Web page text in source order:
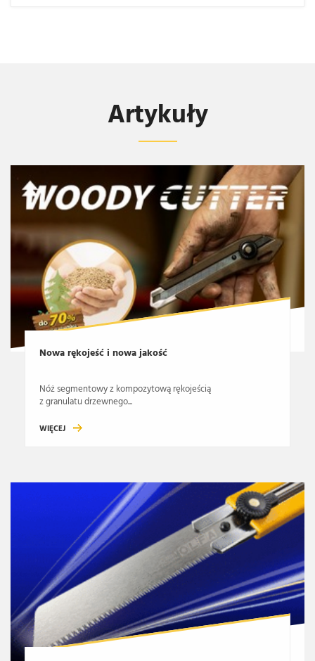
Artykuły
Nowa rękojeść i nowa jakość
Nóż segmentowy z kompozytową rękojeścią
z granulatu drzewnego...
WIĘCEJ